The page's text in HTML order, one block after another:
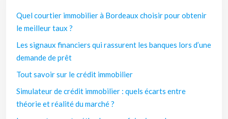
Quel courtier immobilier à Bordeaux choisir pour obtenir
le meilleur taux ?
Les signaux financiers qui rassurent les banques lors d’une
demande de prêt
Tout savoir sur le crédit immobilier
Simulateur de crédit immobilier : quels écarts entre
théorie et réalité du marché ?